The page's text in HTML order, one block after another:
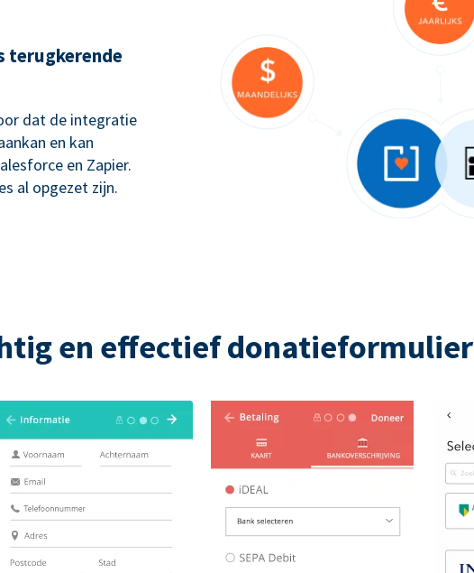
terugkerende
dat de integratie
en kan
en Zapier.
al opgezet zijn.
en effectief donatieformulier